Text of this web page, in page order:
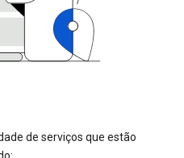
de serviços que estão